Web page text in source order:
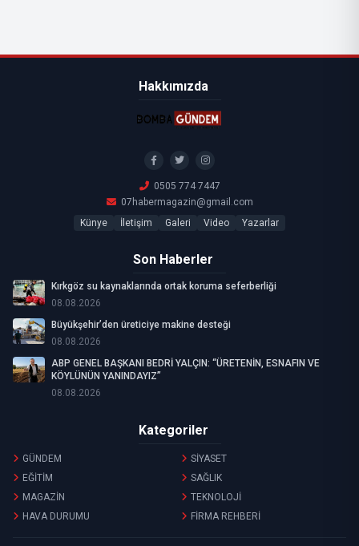
Hakkımızda
0505 774 7447
07habermagazin@gmail.com
Künye
İletişim Galeri Video Yazarlar
Son Haberler
Kırkgöz su kaynaklarında ortak koruma seferberliği
08.08.2026
Büyükşehir’den üreticiye makine desteği
08.08.2026
ABP GENEL BAŞKANI BEDRİ YALÇIN: “ÜRETENİN, ESNAFIN VE
KÖYLÜNÜN YANINDAYIZ”
08.08.2026
Kategoriler
GÜNDEM
SİYASET
EĞİTİM
SAĞLIK
MAGAZİN
TEKNOLOJİ
HAVA DURUMU
FİRMA REHBERİ